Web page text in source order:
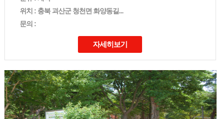
위치 : 충북 괴산군 청천면 화양동길...
문의 :
자세히보기